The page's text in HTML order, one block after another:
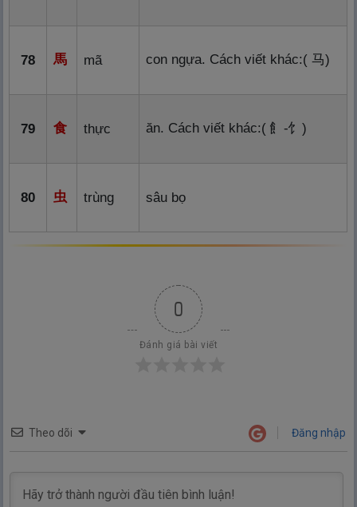
78 馬 mã con ngựa. Cách viết khác:( 马
Nghĩa: Con ngựa. Giản thể của
)
79 食 thực ăn. Cách viết khác:( 飠
Nghĩa: Ăn, đồ ăn. Một dạng
-饣
Nghĩa: Ăn, đồ ăn. Một dạng
)
80 虫 trùng sâu bọ
0
Đánh giá bài viết
Theo dõi Đăng nhập